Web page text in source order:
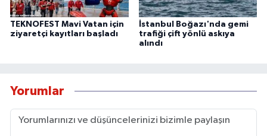
TEKNOFEST Mavi Vatan için
ziyaretçi kayıtları başladı
İstanbul Boğazı'nda gemi
trafiği çift yönlü askıya
alındı
Yorumlar